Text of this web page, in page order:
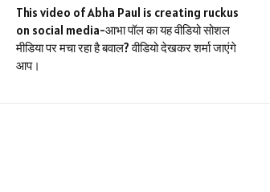
This video of Abha Paul is creating ruckus
on social media-आभा पॉल का यह वीडियो सोशल
मीडिया पर मचा रहा है बवाल? वीडियो देखकर शर्मा जाएंगे
आप।